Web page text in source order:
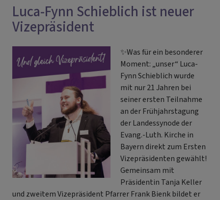
Luca-Fynn Schieblich ist neuer
Vizepräsident
✨Was für ein besonderer
Moment: „unser“ Luca-
Fynn Schieblich wurde
mit nur 21 Jahren bei
seiner ersten Teilnahme
an der Frühjahrstagung
der Landessynode der
Evang.-Luth. Kirche in
Bayern direkt zum Ersten
Vizepräsidenten gewählt!
Gemeinsam mit
Präsidentin Tanja Keller
und zweitem Vizepräsident Pfarrer Frank Bienk bildet er